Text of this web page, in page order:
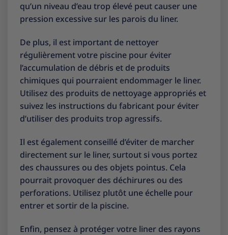
qu’un niveau d’eau trop élevé peut causer une
pression excessive sur les parois du liner.
De plus, il est important de nettoyer
régulièrement votre piscine pour éviter
l’accumulation de débris et de produits
chimiques qui pourraient endommager le liner.
Utilisez des produits de nettoyage appropriés et
suivez les instructions du fabricant pour éviter
d’utiliser des produits trop agressifs.
Il est également conseillé d’éviter de marcher
directement sur le liner, surtout si vous portez
des chaussures ou des objets pointus. Cela
pourrait provoquer des déchirures ou des
perforations. Utilisez plutôt une échelle pour
entrer et sortir de la piscine.
Enfin, pensez à protéger votre liner des rayons